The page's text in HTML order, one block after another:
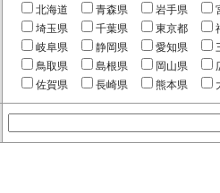
北海道 青森県 岩手県
埼玉県
千葉県 東京都
岐阜県
静岡県 愛知県
鳥取県
島根県 岡山県
佐賀県
長崎県 熊本県